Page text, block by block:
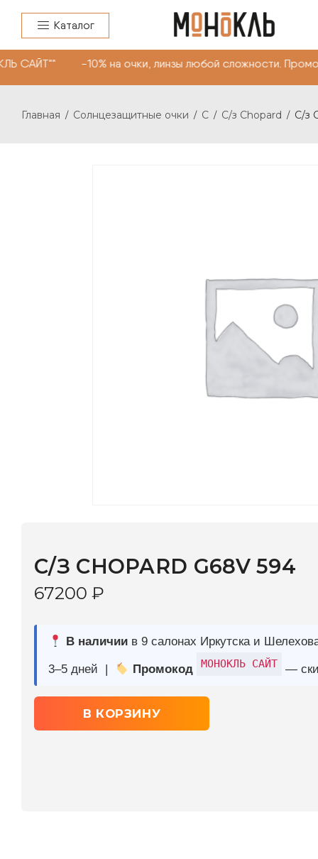
Каталог
-10% на очки, линзы любой сложности.
Главная / Солнцезащитные очки / C / С/з Chopard / С/з
3–5 дней | Промокод — скидка 10%
В КОРЗИНУ